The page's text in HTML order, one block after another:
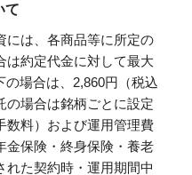
て
には、各商品等に所定の
は約定代金に対して最大
の場合は、2,860円（税込
の場合は銘柄ごとに設定
数料）および運用管理費
金保険・終身保険・養老
れた契約時・運用期間中